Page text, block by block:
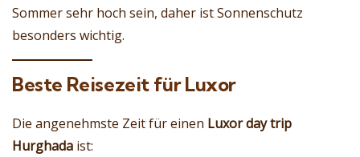
Sommer sehr hoch sein, daher ist Sonnenschutz
besonders wichtig.
Beste Reisezeit für Luxor
Die angenehmste Zeit für einen Luxor day trip
Hurghada ist: